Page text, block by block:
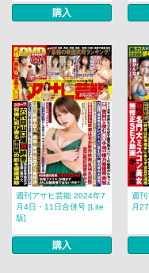
購入
週刊アサヒ芸能 2024年7
月4日・11日合併号 [Lite
版]
購入
週刊
月